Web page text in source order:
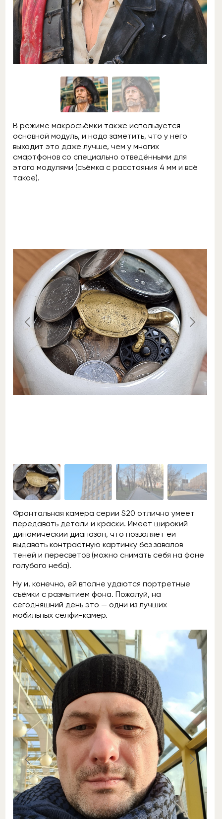
В режиме макросъёмки также используется
основной модуль, и надо заметить, что у него
выходит это даже лучше, чем у многих
смартфонов со специально отведёнными для
этого модулями (съёмка с расстояния 4 мм и всё
такое).
Фронтальная камера серии S20 отлично умеет
передавать детали и краски. Имеет широкий
динамический диапазон, что позволяет ей
выдавать контрастную картинку без завалов
теней и пересветов (можно снимать себя на фоне
голубого неба).
Ну и, конечно, ей вполне удаются портретные
съёмки с размытием фона. Пожалуй, на
сегодняшний день это — одни из лучших
мобильных селфи-камер.